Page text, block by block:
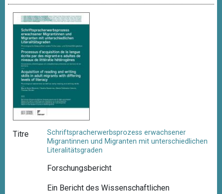
Titre
Schriftspracherwerbsprozess erwachsener
Migrantinnen und Migranten mit unterschiedlichen
Literalitätsgraden
Forschungsbericht
Ein Bericht des Wissenschaftlichen